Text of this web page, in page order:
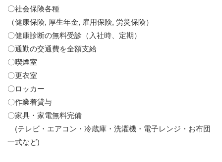
〇社会保険各種
（健康保険, 厚生年金, 雇用保険, 労災保険）
〇健康診断の無料受診（入社時、定期）
〇通勤の交通費を全額支給
〇喫煙室
〇更衣室
〇ロッカー
〇作業着貸与
〇家具・家電無料完備
(テレビ・エアコン・冷蔵庫・洗濯機・電子レンジ・お布団
一式など)